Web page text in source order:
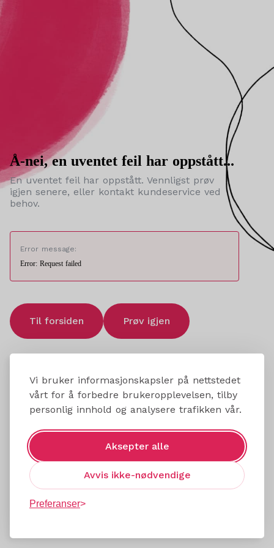
Vi bruker informasjonskapsler på nettstedet
vårt for å forbedre brukeropplevelsen, tilby
personlig innhold og analysere trafikken vår.
Aksepter alle
Avvis ikke-nødvendige
Preferanser
Å-nei, en uventet feil har oppstått...
En uventet feil har oppstått. Vennligst prøv
igjen senere, eller kontakt kundeservice ved
behov.
Error message:
Error: Request failed
Til forsiden Prøv igjen